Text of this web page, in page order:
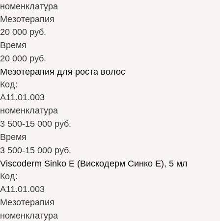
номенклатура
Мезотерапия
20 000 руб.
Время
20 000 руб.
Мезотерапия для роста волос
Код:
А11.01.003
номенклатура
3 500-15 000 руб.
Время
3 500-15 000 руб.
Viscoderm Sinko E (Вискодерм Синко Е), 5 мл
Код:
А11.01.003
Мезотерапия
номенклатура